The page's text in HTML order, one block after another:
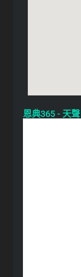
恩典365 - 天聲